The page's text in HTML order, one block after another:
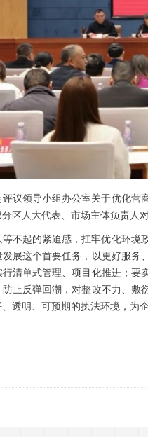
议领导小组办公室关于优化
区人大代表、市场主体负责
不起的紧迫感，扛牢优化环
展这个首要任务，以更好服
清单式管理、项目化推进；
止反弹回潮，对整改不力、
透明、可预期的执法环境，